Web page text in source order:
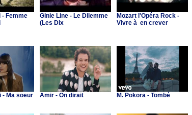
- Femme
Ginie Line - Le Dilemme
(Les Dix
Mozart l'Opéra Rock -
Vivre à en crever
- Ma soeur Amir - On dirait M. Pokora - Tombé